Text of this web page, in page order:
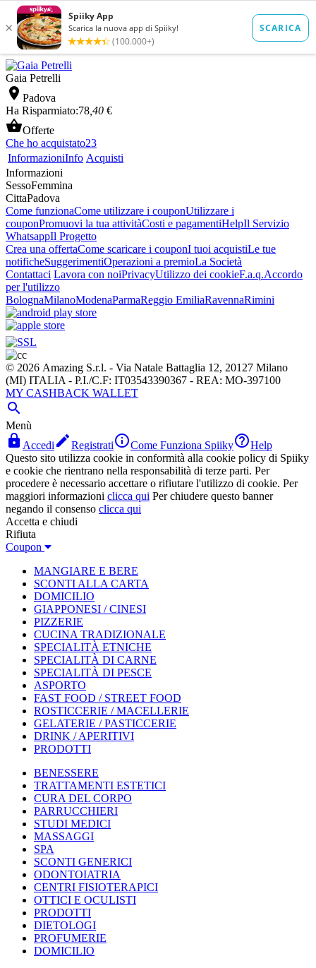
Gaia Petrelli
 Padova
Ha Risparmiato:78 ,40 €
Offerte
Che ho acquistato23
InformazioniInfo Acquisti
Informazioni
SessoFemmina
CittaPadova
Come funzionaCome utilizzare i couponUtilizzare i
couponPromuovi la tua attivitàCosti e pagamentiHelpIl Servizio
WhatsappIl Progetto
Crea una offertaCome scaricare i couponI tuoi acquistiLe tue
notificheSuggerimentiOperazioni a premioLa Società
Contattaci Lavora con noiPrivacyUtilizzo dei cookieF.a.q.Accordo
per l'utilizzo
BolognaMilanoModenaParmaReggio EmiliaRavennaRimini
© 2026 Amazing S.r.l. - Via Natale Battaglia 12, 20127 Milano
(MI) ITALIA - P.I./C.F: IT03543390367 - REA: MO-397100
MY CASHBACK WALLET

Menù
 Accedi RegistratiCome Funziona SpiikyHelp
Questo sito utilizza cookie in conformità alla cookie policy di Spiiky
e cookie che rientrano nella responsabilità di terze parti. Per
procedere è necessario accettare o rifiutare l'utilizzo di cookie. Per
maggiori informazioni clicca qui Per chiudere questo banner
negando il consenso clicca qui
Accetta e chiudi
Rifiuta
Coupon
MANGIARE E BERE
SCONTI ALLA CARTA
DOMICILIO
GIAPPONESI / CINESI
PIZZERIE
CUCINA TRADIZIONALE
SPECIALITÀ ETNICHE
SPECIALITÀ DI CARNE
SPECIALITÀ DI PESCE
ASPORTO
FAST FOOD / STREET FOOD
ROSTICCERIE / MACELLERIE
GELATERIE / PASTICCERIE
DRINK / APERITIVI
PRODOTTI
BENESSERE
TRATTAMENTI ESTETICI
CURA DEL CORPO
PARRUCCHIERI
STUDI MEDICI
MASSAGGI
SPA
SCONTI GENERICI
ODONTOIATRIA
CENTRI FISIOTERAPICI
OTTICI E OCULISTI
PRODOTTI
DIETOLOGI
PROFUMERIE
DOMICILIO